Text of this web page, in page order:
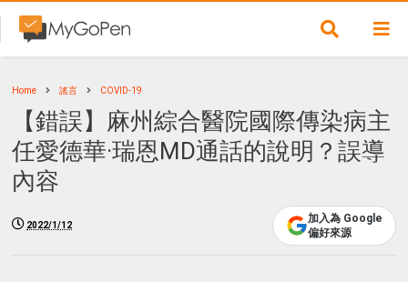
Home 謠言 COVID-19
【錯誤】麻州綜合醫院國際傳染病主
任愛德華·瑞恩MD通話的說明？誤導
內容
2022/1/12
加入為 Google
偏好來源